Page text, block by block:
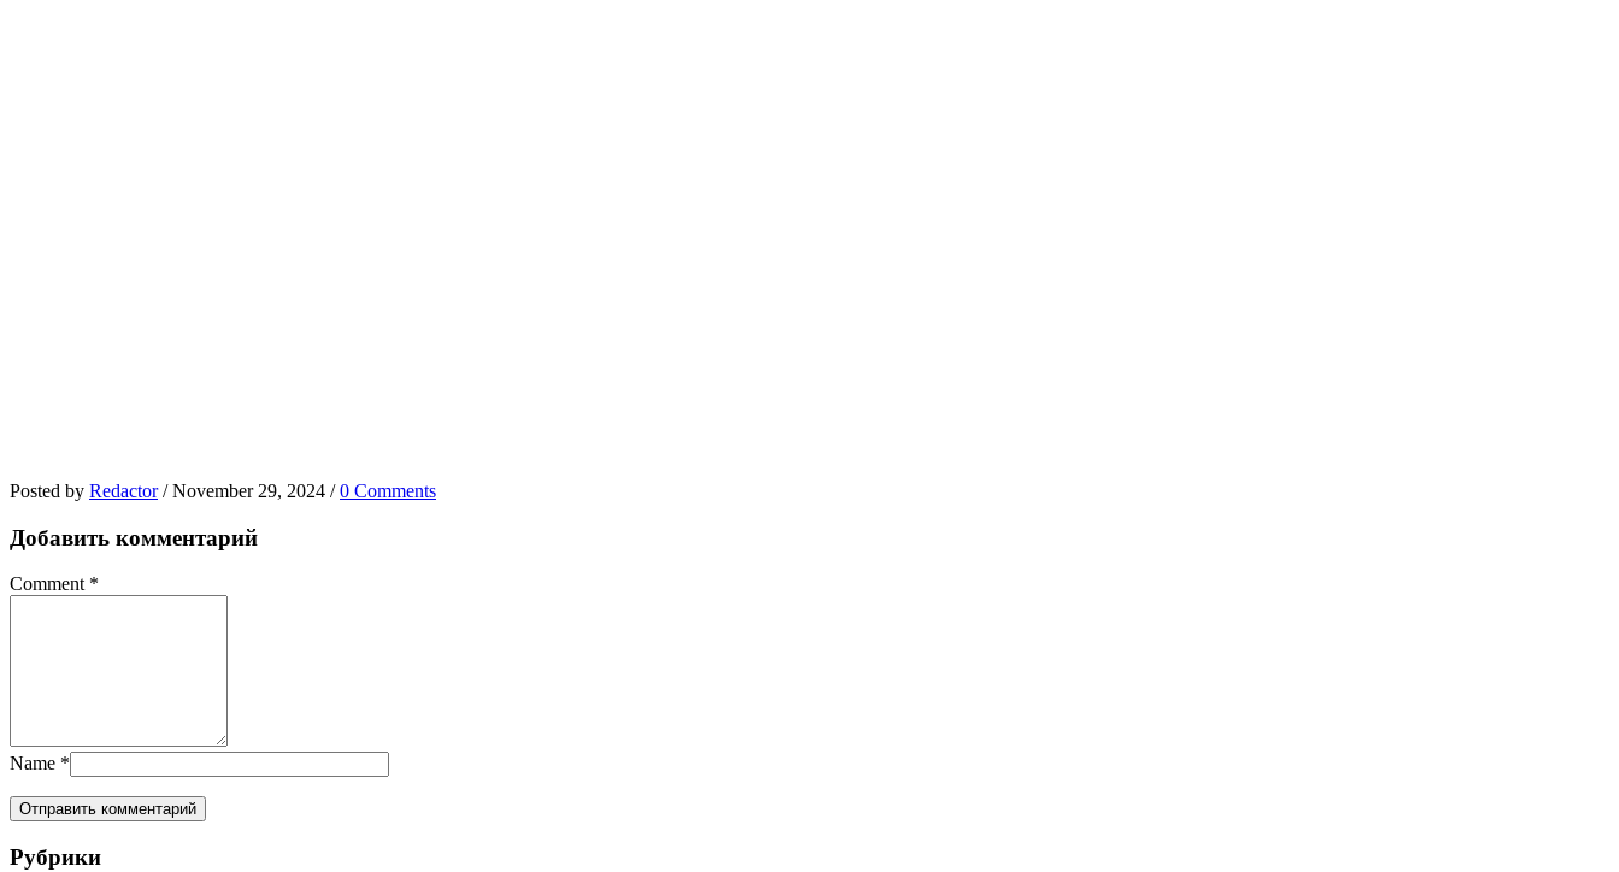
Posted by Redactor / November 29, 2024 / 0 Comments
Добавить комментарий
Comment *
Name *
Рубрики